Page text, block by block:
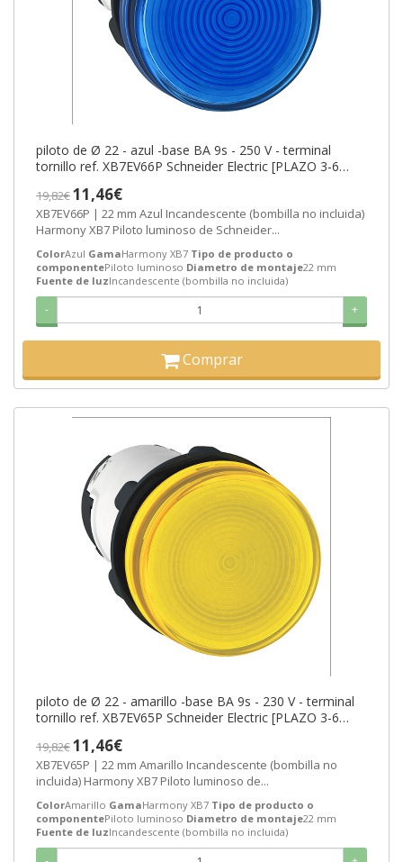
piloto de Ø 22 - azul -base BA 9s - 250 V - terminal
tornillo ref. XB7EV66P Schneider Electric [PLAZO 3-6
19,82€11,46€
XB7EV66P | 22 mm Azul Incandescente (bombilla no incluida)
Harmony XB7 Piloto luminoso de Schneider...
ColorAzul GamaHarmony XB7 Tipo de producto o
componentePiloto luminoso Diametro de montaje22 mm
Fuente de luzIncandescente (bombilla no incluida)
- +
Comprar
piloto de Ø 22 - amarillo -base BA 9s - 230 V - terminal
tornillo ref. XB7EV65P Schneider Electric [PLAZO 3-6
19,82€11,46€
XB7EV65P | 22 mm Amarillo Incandescente (bombilla no
incluida) Harmony XB7 Piloto luminoso de...
ColorAmarillo GamaHarmony XB7 Tipo de producto o
componentePiloto luminoso Diametro de montaje22 mm
Fuente de luzIncandescente (bombilla no incluida)